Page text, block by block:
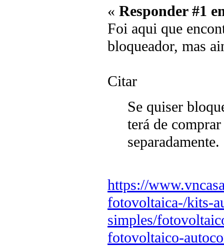
« Responder #1
Foi aqui que
bloqueador, mas
Citar
Se quiser
terá de
separadamente.
https://
fotovoltaica-/kits-
simples/
fotovoltaico-